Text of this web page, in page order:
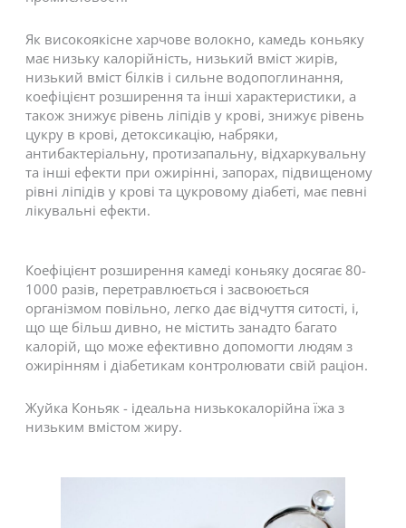
Як високоякісне харчове волокно, камедь коньяку
має низьку калорійність, низький вміст жирів,
низький вміст білків і сильне водопоглинання,
коефіцієнт розширення та інші характеристики, а
також знижує рівень ліпідів у крові, знижує рівень
цукру в крові, детоксикацію, набряки,
антибактеріальну, протизапальну, відхаркувальну
та інші ефекти при ожирінні, запорах, підвищеному
рівні ліпідів у крові та цукровому діабеті, має певні
лікувальні ефекти.
Коефіцієнт розширення камеді коньяку досягає 80-
1000 разів, перетравлюється і засвоюється
організмом повільно, легко дає відчуття ситості, і,
що ще більш дивно, не містить занадто багато
калорій, що може ефективно допомогти людям з
ожирінням і діабетикам контролювати свій раціон.
Жуйка Коньяк - ідеальна низькокалорійна їжа з
низьким вмістом жиру.